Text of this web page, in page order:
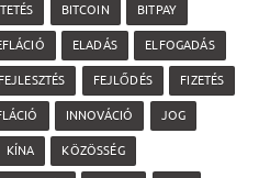
BITCOIN BITPAY
ELADÁS ELFOGADÁS
FEJLESZTÉS FEJLŐDÉS FIZETÉS
INNOVÁCIÓ JOG
KÍNA KÖZÖSSÉG